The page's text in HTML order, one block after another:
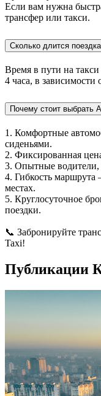
Если вам нужна
трансфер или такси.
Сколько длится
Время в пути на
4 часа, в
Почему стоит выбрать
1. Комфортные
сиденьями.
2. Фиксированная
3. Опытные
4. Гибкость маршрута
местах.
5. Круглосуточное
поездки.
📞 Забронируйте
Taxi!
Публикации